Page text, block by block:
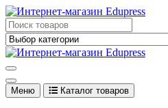
Перейти
к
содержимому
Edupress Uzbekistan, Edupress
английском языке
английском языке
Меню Каталог товаров